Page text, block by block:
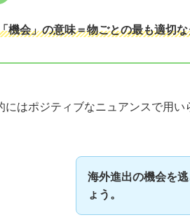
機会」の意味＝物ごとの最も適切
にはポジティブなニュアンスで用い
海外進出の機会を
ょう。